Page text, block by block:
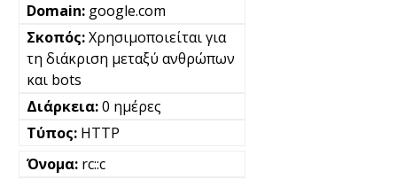
google.com
Χρησιμοποιείται για
τη διάκριση μεταξύ ανθρώπων
και bots
0 ημέρες
HTTP
rc::c